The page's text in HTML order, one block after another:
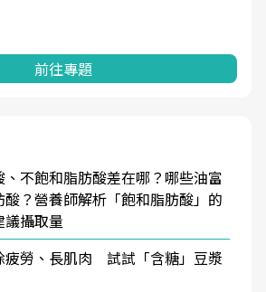
前往專題
不飽和脂肪酸差在哪？哪些油富
？營養師解析「飽和脂肪酸」的
議攝取量
疲勞、長肌肉 試試「含糖」豆漿